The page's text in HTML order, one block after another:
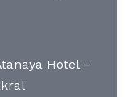
Hotel –